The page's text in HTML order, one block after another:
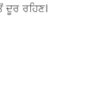
ਰਹਿਣ।